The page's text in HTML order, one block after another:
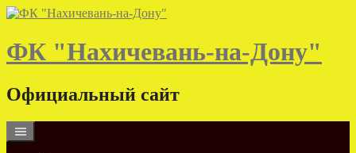
Skip
content
ФК "Нахичевань-на-Дону"
Официальный сайт